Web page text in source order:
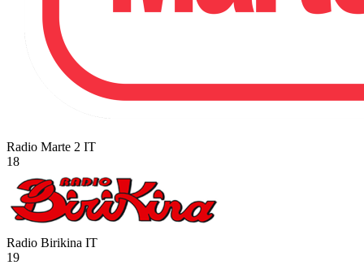
Radio Marte 2 IT
18
Radio Birikina IT
19